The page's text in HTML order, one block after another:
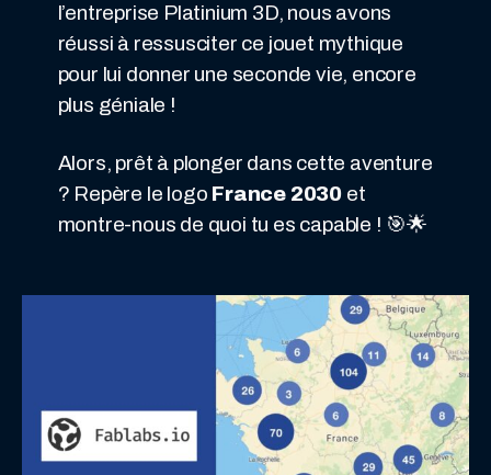
l’entreprise Platinium 3D, nous avons
réussi à ressusciter ce jouet mythique
pour lui donner une seconde vie, encore
plus géniale !
Alors, prêt à plonger dans cette aventure
? Repère le logo France 2030 et
montre-nous de quoi tu es capable ! 🎯🌟